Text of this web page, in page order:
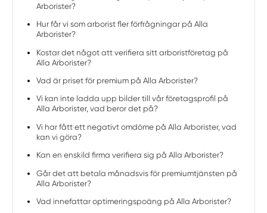
Arborister?
Hur får vi som arborist fler förfrågningar på Alla
Arborister?
Kostar det något att verifiera sitt arboristföretag på
Alla Arborister?
Vad är priset för premium på Alla Arborister?
Vi kan inte ladda upp bilder till vår företagsprofil på
Alla Arborister, vad beror det på?
Vi har fått ett negativt omdöme på Alla Arborister, vad
kan vi göra?
Kan en enskild firma verifiera sig på Alla Arborister?
Går det att betala månadsvis för premiumtjänsten på
Alla Arborister?
Vad innefattar optimeringspoäng på Alla Arborister?